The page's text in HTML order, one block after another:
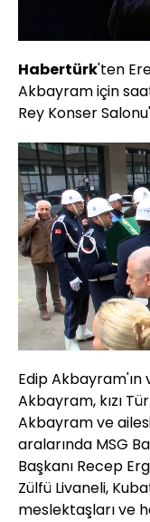
Habertürk'ten
Akbayram için
Rey Konser
Sesi
Aç
Yüklendi:
17.09%
Edip
Akbayram, kızı
Akbayram ve
aralarında MSG
Başkanı Recep
Zülfü Livaneli,
meslektaşları ve